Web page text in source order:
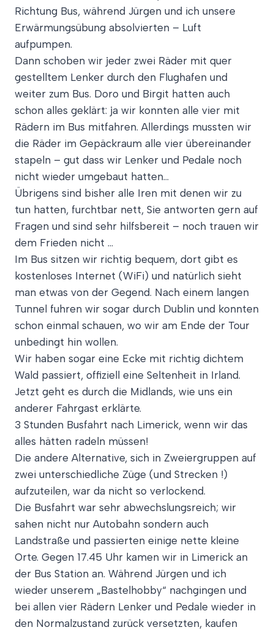
Richtung Bus, während Jürgen und ich unsere
Erwärmungsübung absolvierten – Luft
aufpumpen.
Dann schoben wir jeder zwei Räder mit quer
gestelltem Lenker durch den Flughafen und
weiter zum Bus. Doro und Birgit hatten auch
schon alles geklärt: ja wir konnten alle vier mit
Rädern im Bus mitfahren. Allerdings mussten wir
die Räder im Gepäckraum alle vier übereinander
stapeln – gut dass wir Lenker und Pedale noch
nicht wieder umgebaut hatten…
Übrigens sind bisher alle Iren mit denen wir zu
tun hatten, furchtbar nett, Sie antworten gern auf
Fragen und sind sehr hilfsbereit – noch trauen wir
dem Frieden nicht …
Im Bus sitzen wir richtig bequem, dort gibt es
kostenloses Internet (WiFi) und natürlich sieht
man etwas von der Gegend. Nach einem langen
Tunnel fuhren wir sogar durch Dublin und konnten
schon einmal schauen, wo wir am Ende der Tour
unbedingt hin wollen.
Wir haben sogar eine Ecke mit richtig dichtem
Wald passiert, offiziell eine Seltenheit in Irland.
Jetzt geht es durch die Midlands, wie uns ein
anderer Fahrgast erklärte.
3 Stunden Busfahrt nach Limerick, wenn wir das
alles hätten radeln müssen!
Die andere Alternative, sich in Zweiergruppen auf
zwei unterschiedliche Züge (und Strecken !)
aufzuteilen, war da nicht so verlockend.
Die Busfahrt war sehr abwechslungsreich; wir
sahen nicht nur Autobahn sondern auch
Landstraße und passierten einige nette kleine
Orte. Gegen 17.45 Uhr kamen wir in Limerick an
der Bus Station an. Während Jürgen und ich
wieder unserem „Bastelhobby“ nachgingen und
bei allen vier Rädern Lenker und Pedale wieder in
den Normalzustand zurück versetzten, kaufen